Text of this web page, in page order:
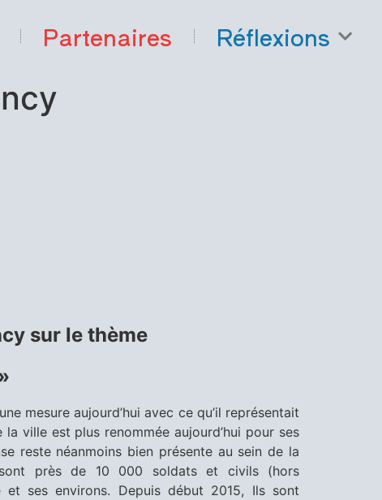
Partenaires Réflexions
sur le thème
mesure aujourd’hui avec ce qu’il représentait
ville est plus renommée aujourd’hui pour ses
reste néanmoins bien présente au sein de la
près de 10 000 soldats et civils (hors
ses environs. Depuis début 2015, Ils sont